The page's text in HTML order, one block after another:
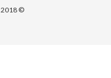
© 2018 - All Rights Reserved.